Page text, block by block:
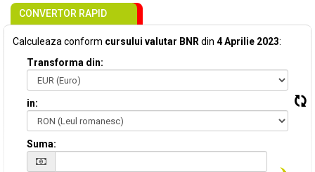
CONVERTOR RAPID
Calculeaza conform cursului valutar BNR din 4 Aprilie 2023:
Transforma din:
in:
Suma: